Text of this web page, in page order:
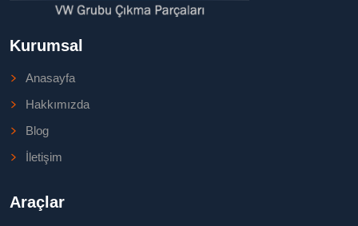
Kurumsal
Anasayfa
Hakkımızda
Blog
İletişim
Araçlar